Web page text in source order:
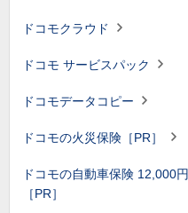
ドコモクラウド
ドコモ サービスパック
ドコモデータコピー
ドコモの火災保険［PR］
ドコモの自動車保険 12,000
［PR］